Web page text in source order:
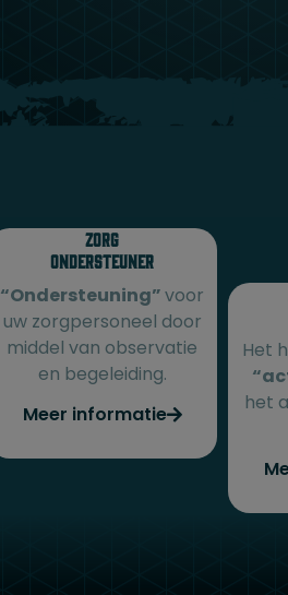
Zorg
Ondersteuner
“Ondersteuning”voor
uw zorgpersoneel door
middel van observatie
en begeleiding.
Meer informatie
Het
het